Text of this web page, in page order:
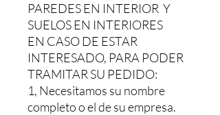
PAREDES EN INTERIOR Y
SUELOS EN INTERIORES
EN CASO DE ESTAR
INTERESADO, PARA PODER
TRAMITAR SU PEDIDO:
1, Necesitamos su nombre
completo o el de su empresa.